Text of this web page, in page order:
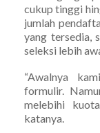
cukup tinggi
jumlah
yang tersedia,
seleksi lebih
“Awalnya
formulir.
melebihi
katanya.